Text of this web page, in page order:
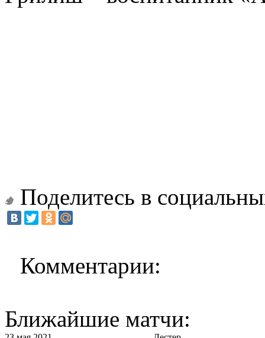
Поделитесь в
Комментарии:
Ближайшие матчи: